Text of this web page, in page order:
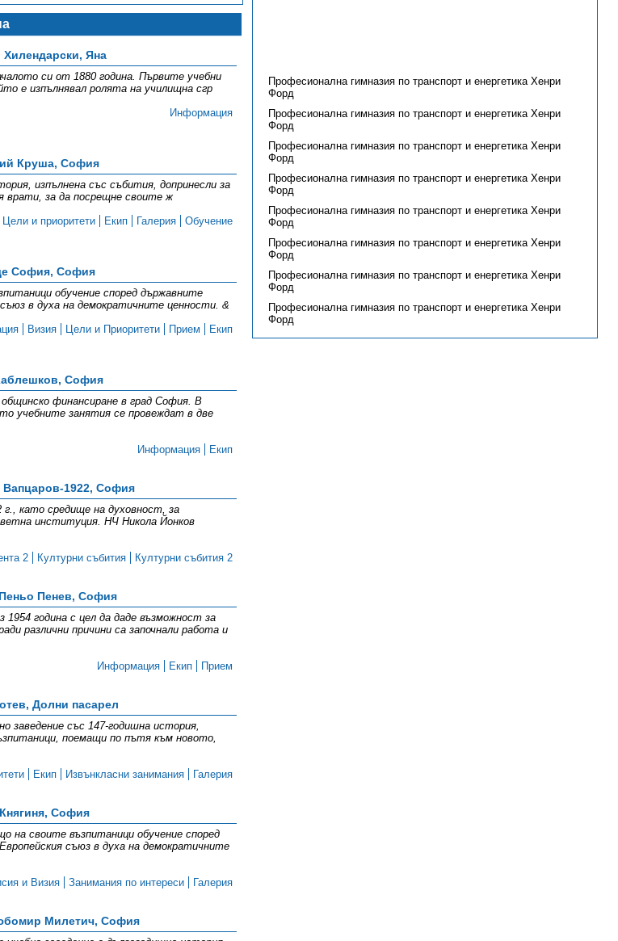
Професионална гимназия по транспорт и енергетика Хенри
Форд
Професионална гимназия по транспорт и енергетика Хенри
Форд
Професионална гимназия по транспорт и енергетика Хенри
Форд
Професионална гимназия по транспорт и енергетика Хенри
Форд
Професионална гимназия по транспорт и енергетика Хенри
Форд
Професионална гимназия по транспорт и енергетика Хенри
Форд
Професионална гимназия по транспорт и енергетика Хенри
Форд
Професионална гимназия по транспорт и енергетика Хенри
Форд
Яна
си от 1880 година. Първите учебни
е изпълнявал ролята на училищна сгр
Информация
Круша, София
изпълнена със събития, допринесли за
врати, за да посрещне своите ж
Цели и приоритети Екип Галерия Обучение
София, София
обучение според държавните
в духа на демократичните ценности. &
Визия Цели и Приоритети Прием Екип
София
финансиране в град София. В
учебните занятия се провеждат в две
Информация
Екип
1922, София
г., като средище на духовност, за
институция. НЧ Никола Йонков
2 Културни събития Културни събития 2
Пенев, София
година с цел да даде възможност за
различни причини са започнали работа и
Информация
Екип Прием
Долни пасарел
заведение със 147-годишна история,
поемащи по пътя към новото,
Екип Извънкласни занимания Галерия
София
на своите възпитаници обучение според
съюз в духа на демократичните
и Визия Занимания по интереси Галерия
Милетич, София